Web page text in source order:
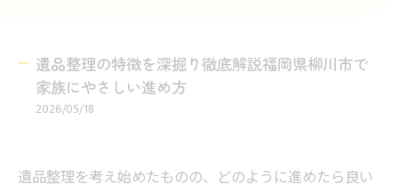
遺品整理の特徴を深掘り徹底解説福岡県柳川市で
家族にやさしい進め方
2026/05/18
遺品整理を考え始めたものの、どのように進めたら良い